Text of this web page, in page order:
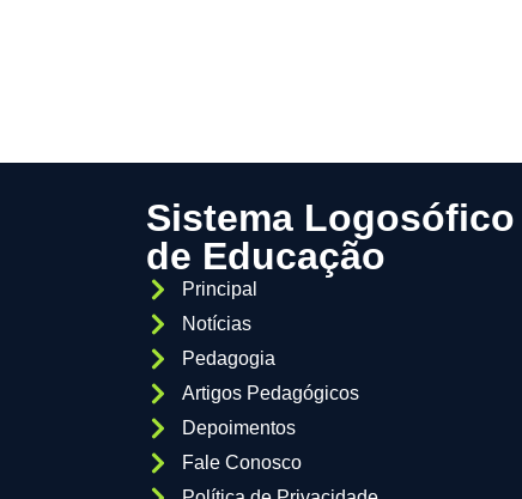
Sistema Logosófico
de Educação
Principal
Notícias
Pedagogia
Artigos Pedagógicos
Depoimentos
Fale Conosco